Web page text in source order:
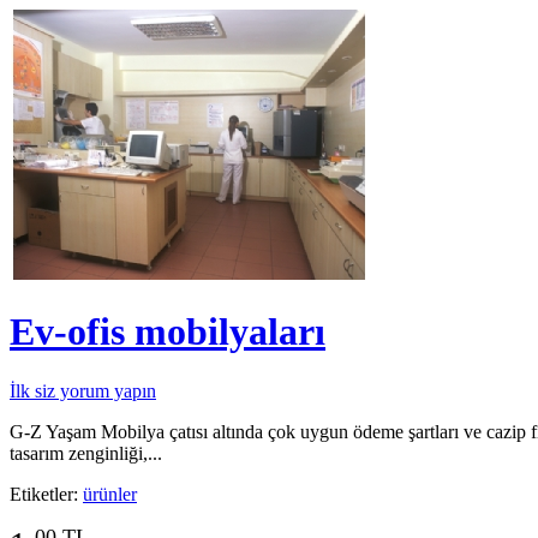
Ev-ofis mobilyaları
İlk siz yorum yapın
G-Z Yaşam Mobilya çatısı altında çok uygun ödeme şartları ve
tasarım zenginliği,...
Etiketler: ürünler